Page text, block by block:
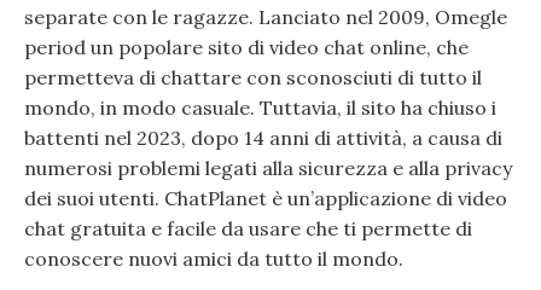
separate con le ragazze. Lanciato nel 2009, Omegle
period un popolare sito di video chat online, che
permetteva di chattare con sconosciuti di tutto il
mondo, in modo casuale. Tuttavia, il sito ha chiuso i
battenti nel 2023, dopo 14 anni di attività, a causa di
numerosi problemi legati alla sicurezza e alla privacy
dei suoi utenti. ChatPlanet è un’applicazione di video
chat gratuita e facile da usare che ti permette di
conoscere nuovi amici da tutto il mondo.